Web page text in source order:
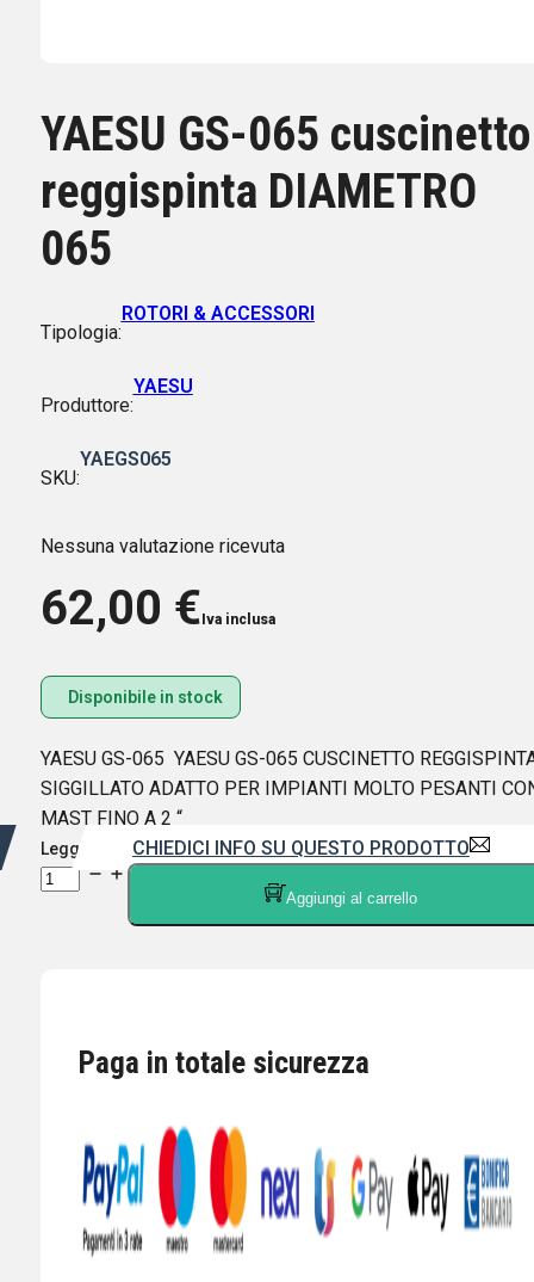
YAESU GS-065 cuscinetto
reggispinta DIAMETRO
065
Tipologia:
ROTORI & ACCESSORI
Produttore:
YAESU
SKU:
YAEGS065
Nessuna valutazione ricevuta
62,00 € Iva inclusa
Disponibile in stock
YAESU GS-065 YAESU GS-065 CUSCINETTO
SIGGILLATO ADATTO PER IMPIANTI MOLTO PESANTI
MAST FINO A 2 “
Leggi di più CHIEDICI INFO SU QUESTO PRODOTTO
YAESU
Aggiungi al carrello
Paga in totale sicurezza